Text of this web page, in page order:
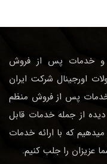
و خدمات پس از فروش
اورجینال شرکت ایران
خدمات پس از فروش منظم
از جمله خدمات قابل
که با ارائه خدمات
عزیزان را جلب کنیم.